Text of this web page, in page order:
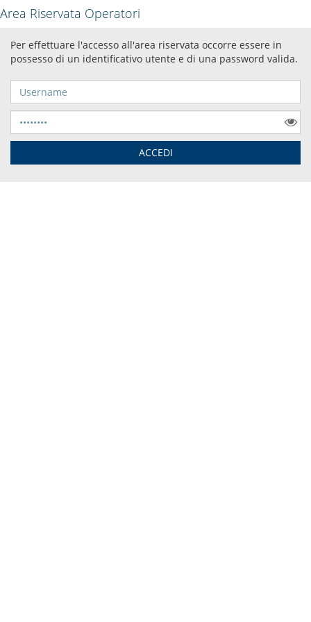
Area Riservata Operatori
Per effettuare l'accesso all'area riservata occorre essere in
possesso di un identificativo utente e di una password valida.
Username